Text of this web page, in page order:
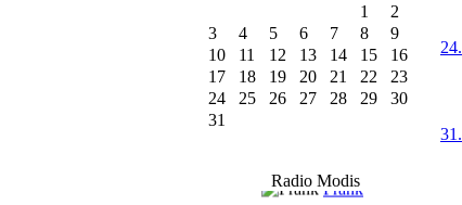
1
2
3
4 5 6 7 8
9
10
11 12 13 14 15
16
17
18 19 20 21 22
23
24
25 26 27 28 29
30
31
Radio Modis
Frank
24.
31.